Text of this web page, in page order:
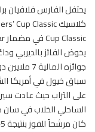
يحتفلالفارسفلافيان
يخوض الفائز بالديربي
سباق خيول في أمريكا
على التراب حيث عادت
الساحلي الخلاب في
كان مرشحاً للفوز بنتيجة 5-2 في المرحلة النهائية.